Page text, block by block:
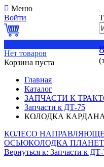
Меню
Войти
Нет товаров
Корзина пуста
Главная
Каталог
ЗАПЧАСТИ К
Запчасти к ДТ-75
КОЛОДКА КАРДАНА
КОЛЕСО НАПРАВЛЯЮЩЕЕ
ОСЬЮКОЛОДКА
Вернуться к: Запчасти к